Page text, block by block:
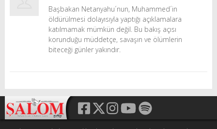
Başbakan Netanyahu´nun, Muhammed´in
öldürülmesi dolayısıyla yaptığı açıklamalara
katılmamak mümkün değil. Bu bakış açısı
korunduğu müddetçe, savaşın ve ölümlerin
biteceği günler yakındır.